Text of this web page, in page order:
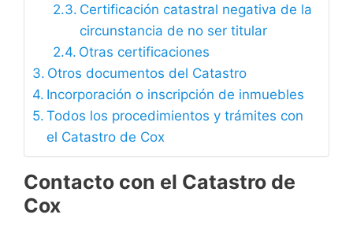
Certificación catastral negativa de la
circunstancia de no ser titular
Otras certificaciones
Otros documentos del Catastro
Incorporación o inscripción de inmuebles
Todos los procedimientos y trámites con
el Catastro de Cox
Contacto con el Catastro de
Cox